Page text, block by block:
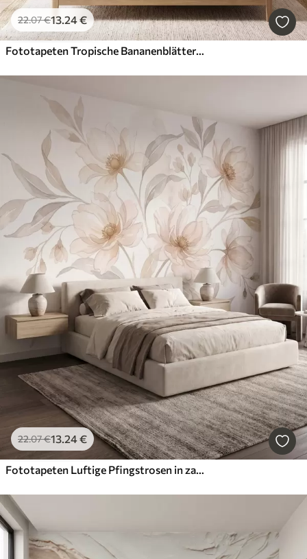
22.07€13.24€
Fototapeten Tropische Bananenblätter mit Trauben roter Kaffeekirschen, im Aquarellstil
22.07€13.24€
Fototapeten Luftige Pfingstrosen in zarten, puderbeigen Farbtönen